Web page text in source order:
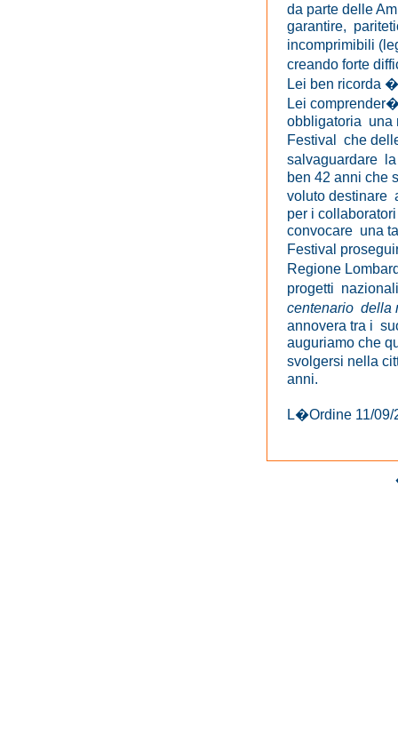
da parte delle
garantire,
incomprimibili
creando forte
Lei ben ricorda
Lei
obbligatoria una
Festival che
salvaguardare
ben 42 anni che
voluto destinare
per i
convocare una
Festival
Regione
progetti
centenario
annovera tra i
auguriamo che
svolgersi nella
anni.
L�Ordine 11/09/